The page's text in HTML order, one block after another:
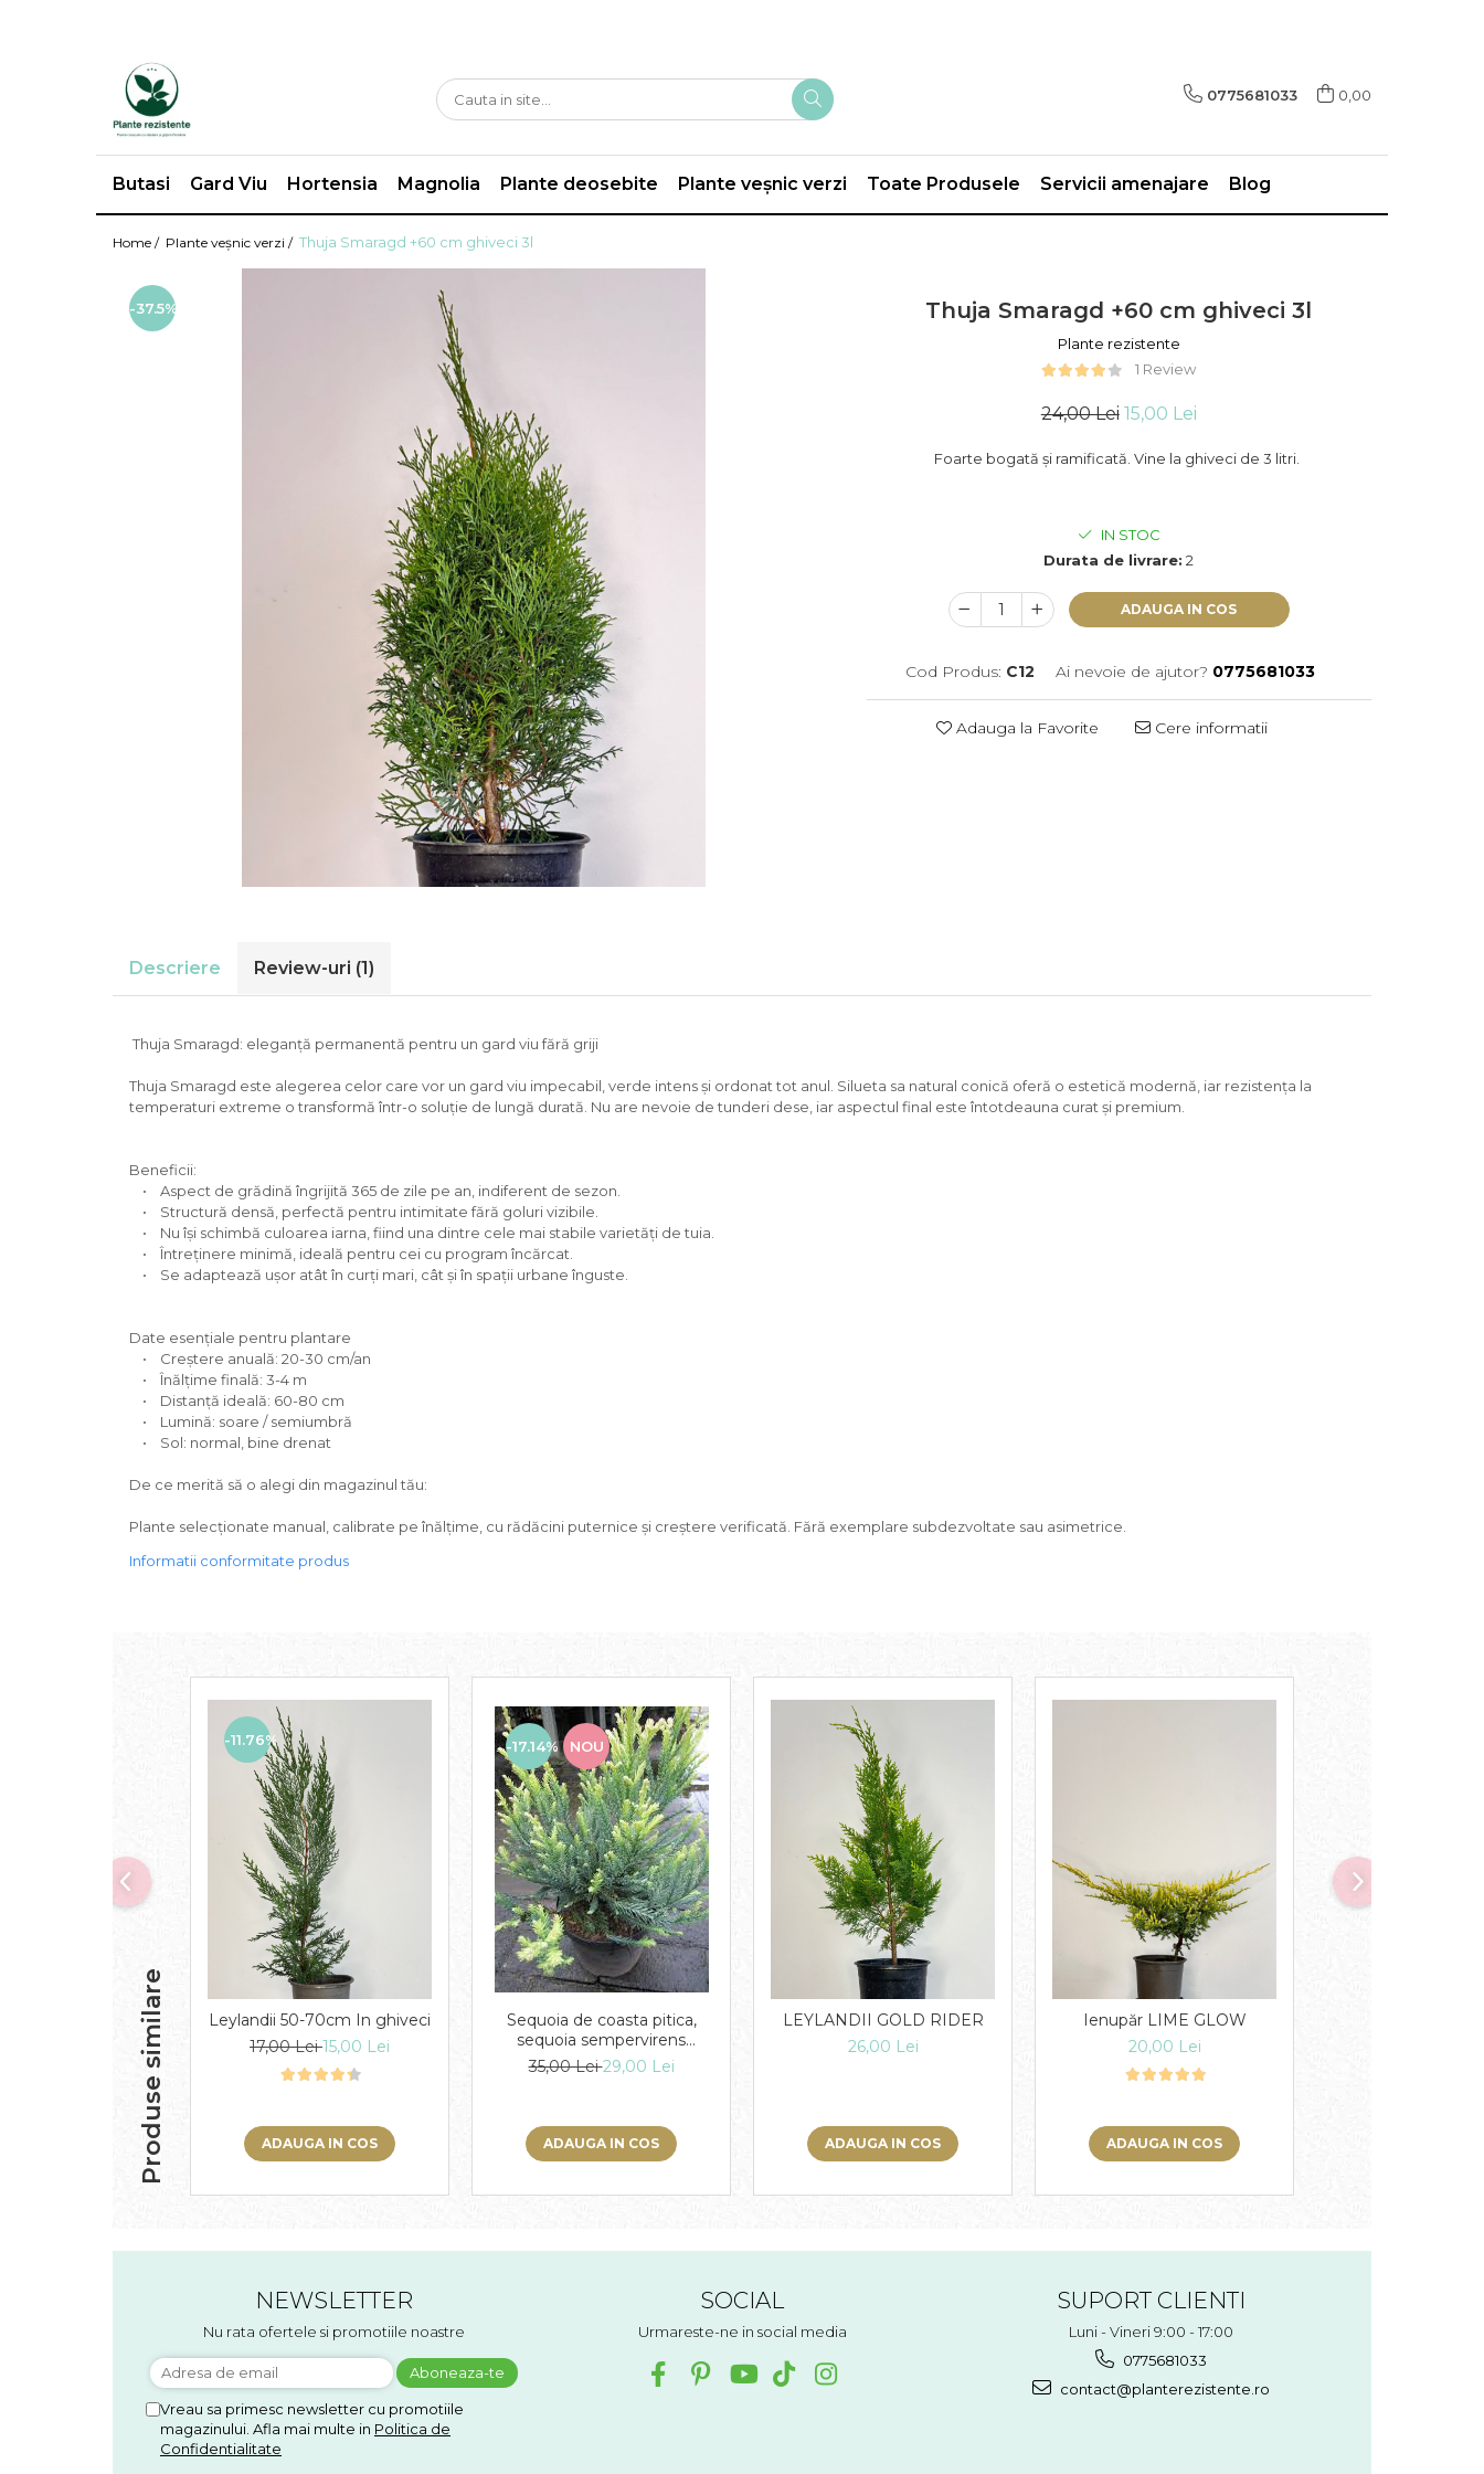
0775681033 0,00
Butasi Gard Viu Hortensia Magnolia Plante deosebite Plante veșnic verzi Toate Produsele Servicii amenajare Blog
Home / Plante veșnic verzi / Thuja Smaragd +60 cm ghiveci 3l
Thuja Smaragd +60 cm ghiveci 3l
Plante rezistente
1 Review
-37.5%
24,00 Lei 15,00 Lei
Foarte bogată și ramificată. Vine la ghiveci de 3 litri.
IN STOC
Durata de livrare: 2
ADAUGA IN COS
Cod Produs: C12 Ai nevoie de ajutor? 0775681033
Adauga la Favorite Cere informatii
Descriere Review-uri (1)
Thuja Smaragd: eleganță permanentă pentru un gard viu fără griji
Thuja Smaragd este alegerea celor care vor un gard viu impecabil, verde intens și ordonat tot anul. Silueta sa natural conică oferă o estetică modernă, iar rezistența la
temperaturi extreme o transformă într-o soluție de lungă durată. Nu are nevoie de tunderi dese, iar aspectul final este întotdeauna curat și premium.
Beneficii:
• Aspect de grădină îngrijită 365 de zile pe an, indiferent de sezon.
• Structură densă, perfectă pentru intimitate fără goluri vizibile.
• Nu își schimbă culoarea iarna, fiind una dintre cele mai stabile varietăți de tuia.
• Întreținere minimă, ideală pentru cei cu program încărcat.
• Se adaptează ușor atât în curți mari, cât și în spații urbane înguste.
Date esențiale pentru plantare
• Creștere anuală: 20-30 cm/an
• Înălțime finală: 3-4 m
• Distanță ideală: 60-80 cm
• Lumină: soare / semiumbră
• Sol: normal, bine drenat
De ce merită să o alegi din magazinul tău:
Plante selecționate manual, calibrate pe înălțime, cu rădăcini puternice și creștere verificată. Fără exemplare subdezvoltate sau asimetrice.
Informatii conformitate produs
Produse similare
-11.76%
Leylandii 50-70cm In ghiveci
17,00 Lei15,00 Lei
ADAUGA IN COS
-17.14% NOU
Sequoia de coasta pitica,
sequoia sempervirens
adpressa
35,00 Lei29,00 Lei
ADAUGA IN COS
LEYLANDII GOLD RIDER
26,00 Lei
ADAUGA IN COS
Ienupăr LIME GLOW
20,00 Lei
ADAUGA IN COS
NEWSLETTER
Nu rata ofertele si promotiile noastre
Vreau sa primesc newsletter cu promotiile
magazinului. Afla mai multe in Politica de
Confidentialitate
SOCIAL
Urmareste-ne in social media
SUPORT CLIENTI
Luni - Vineri 9:00 - 17:00
0775681033
contact@planterezistente.ro